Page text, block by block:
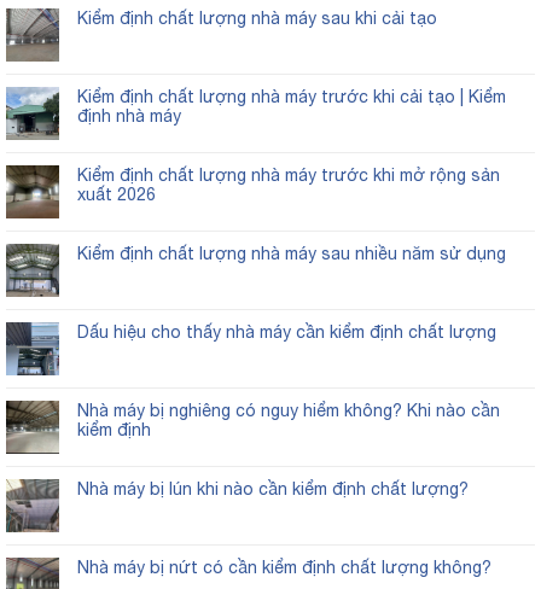
Kiểm định chất lượng nhà máy sau khi cải tạo
Kiểm định chất lượng nhà máy trước khi cải tạo | Kiểm
định nhà máy
Kiểm định chất lượng nhà máy trước khi mở rộng sản
xuất 2026
Kiểm định chất lượng nhà máy sau nhiều năm sử dụng
Dấu hiệu cho thấy nhà máy cần kiểm định chất lượng
Nhà máy bị nghiêng có nguy hiểm không? Khi nào cần
kiểm định
Nhà máy bị lún khi nào cần kiểm định chất lượng?
Nhà máy bị nứt có cần kiểm định chất lượng không?